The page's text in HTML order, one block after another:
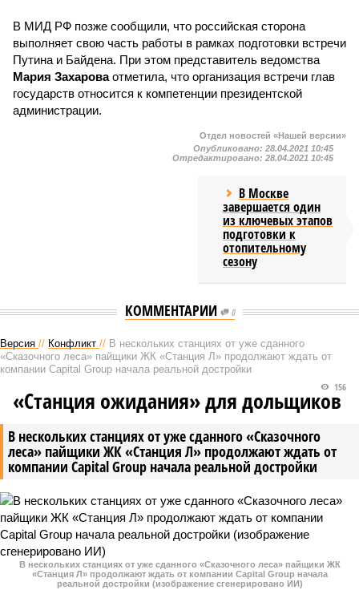
В МИД РФ позже сообщили, что российская сторона
выполняет свою часть работы в рамках подготовки встречи
Путина и Байдена. При этом представитель ведомства
Мария Захароваотметила, что организация встречи глав
государств относится к компетенции президентской
администрации.
Отдел новостей «Нашей версии»
Опубликовано: 28.04.2021 10:45
Отредактировано: 28.04.2021 10:45
В Москве
завершается один
из ключевых этапов
подготовки к
отопительному
сезону
КОММЕНТАРИИ 0
Версия // Конфликт // В нескольких станциях от уже сданного
«Сказочного леса» пайщики ЖК «Станция Л» продолжают ждать от
компании Capital Group начала реальной достройки
В нескольких станциях от уже сданного «Сказочного
леса» пайщики ЖК «Станция Л» продолжают ждать от
компании Capital Group начала реальной достройки
156
«Станция ожидания» для дольщиков
В нескольких станциях от уже сданного «Сказочного леса» пайщики ЖК
«Станция Л» продолжают ждать от компании Capital Group начала
реальной достройки (изображение сгенерировано ИИ)